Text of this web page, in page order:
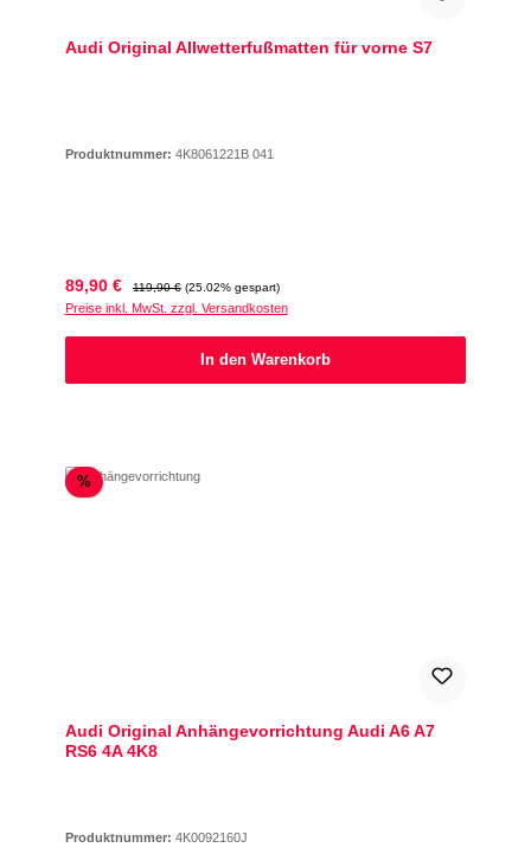
Audi Original Allwetterfußmatten für vorne S7
Produktnummer: 4K8061221B 041
Verkaufspreis:
89,90 € Regulärer Preis:
119,90 € (25.02% gespart)
Preise inkl. MwSt. zzgl. Versandkosten
In den Warenkorb
%Rabatt
Audi Original Anhängevorrichtung Audi A6 A7
RS6 4A 4K8
Produktnummer: 4K0092160J